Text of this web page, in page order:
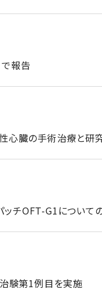
で報告
心臓の手術治療と研
チOFT-G1について
験第1例目を実施